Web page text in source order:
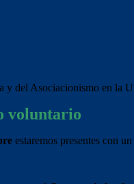
y del Asociacionismo en la
voluntario
estaremos presentes con